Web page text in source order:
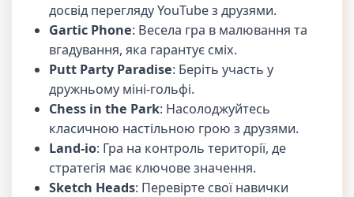
досвід перегляду YouTube з друзями.
Gartic Phone: Весела гра в малювання та
вгадування, яка гарантує сміх.
Putt Party Paradise: Беріть участь у
дружньому міні-гольфі.
Chess in the Park: Насолоджуйтесь
класичною настільною грою з друзями.
Land-io: Гра на контроль території, де
стратегія має ключове значення.
Sketch Heads: Перевірте свої навички